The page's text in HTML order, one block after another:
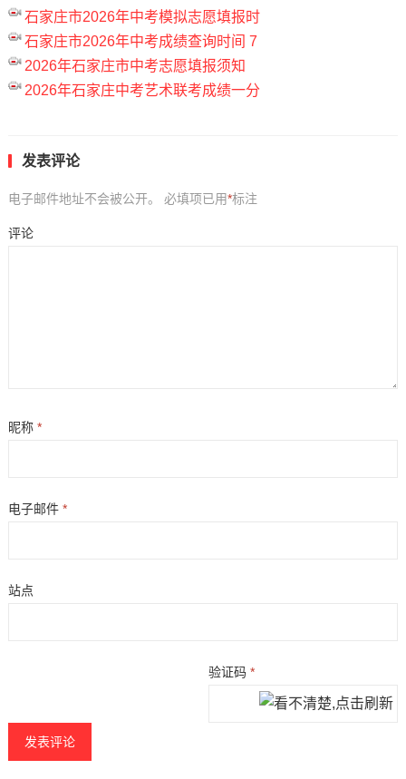
石家庄市2026年中考模拟志愿填报时
石家庄市2026年中考成绩查询时间 7
2026年石家庄市中考志愿填报须知
2026年石家庄中考艺术联考成绩一分
发表评论
电子邮件地址不会被公开。 必填项已用*标注
评论
昵称 *
电子邮件 *
站点
验证码*